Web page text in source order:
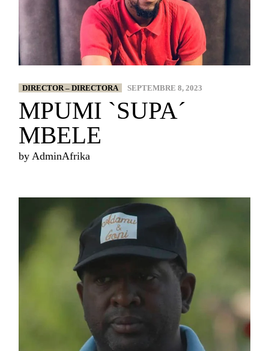
DIRECTOR – DIRECTORA SEPTEMBRE 8, 2023
MPUMI `SUPA´
MBELE
by AdminAfrika